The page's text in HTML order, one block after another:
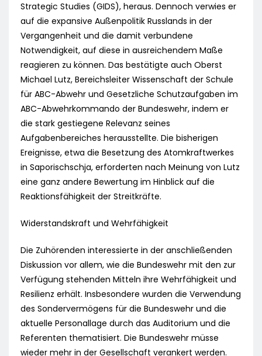
Strategic Studies (GIDS), heraus. Dennoch verwies er
auf die expansive Außenpolitik Russlands in der
Vergangenheit und die damit verbundene
Notwendigkeit, auf diese in ausreichendem Maße
reagieren zu können. Das bestätigte auch Oberst
Michael Lutz, Bereichsleiter Wissenschaft der Schule
für ABC-Abwehr und Gesetzliche Schutzaufgaben im
ABC-Abwehrkommando der Bundeswehr, indem er
die stark gestiegene Relevanz seines
Aufgabenbereiches herausstellte. Die bisherigen
Ereignisse, etwa die Besetzung des Atomkraftwerkes
in Saporischschja, erforderten nach Meinung von Lutz
eine ganz andere Bewertung im Hinblick auf die
Reaktionsfähigkeit der Streitkräfte.
Widerstandskraft und Wehrfähigkeit
Die Zuhörenden interessierte in der anschließenden
Diskussion vor allem, wie die Bundeswehr mit den zur
Verfügung stehenden Mitteln ihre Wehrfähigkeit und
Resilienz erhält. Insbesondere wurden die Verwendung
des Sondervermögens für die Bundeswehr und die
aktuelle Personallage durch das Auditorium und die
Referenten thematisiert. Die Bundeswehr müsse
wieder mehr in der Gesellschaft verankert werden.